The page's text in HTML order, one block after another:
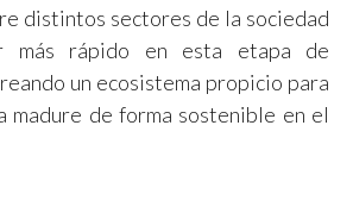
distintos sectores de la sociedad
más rápido en esta etapa de
un ecosistema propicio para
madure de forma sostenible en el